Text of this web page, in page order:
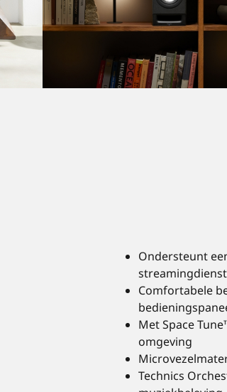
Ondersteunt
Comfortabele
Met Space
omgeving
Technics